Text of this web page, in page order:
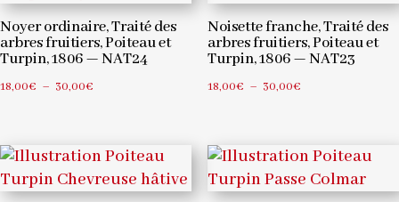
30,00€
30,00€
Noyer ordinaire, Traité des
arbres fruitiers, Poiteau et
Turpin, 1806 — NAT24
18,00€ – 30,00€
18,00€
à
Noisette franche, Traité des
arbres fruitiers, Poiteau et
Turpin, 1806 — NAT23
18,00€ – 30,00€Plage
18,00€
à